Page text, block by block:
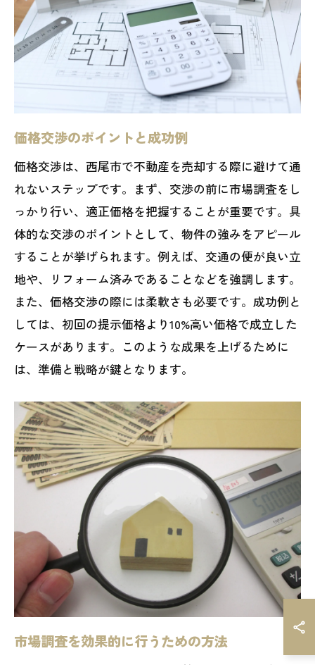
価格交渉のポイントと成功例
価格交渉は、西尾市で不動産を売却する際に避けて通
れないステップです。まず、交渉の前に市場調査をし
っかり行い、適正価格を把握することが重要です。具
体的な交渉のポイントとして、物件の強みをアピール
することが挙げられます。例えば、交通の便が良い立
地や、リフォーム済みであることなどを強調します。
また、価格交渉の際には柔軟さも必要です。成功例と
しては、初回の提示価格より10%高い価格で成立した
ケースがあります。このような成果を上げるために
は、準備と戦略が鍵となります。
市場調査を効果的に行うための方法